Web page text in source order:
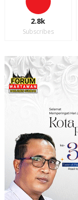
2.8k
Subscribes